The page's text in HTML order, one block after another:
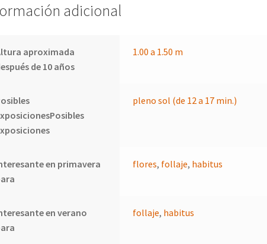
adicional
aproximada
de 10 años
1.00 a 1.50 m
pleno sol (de 12 a 17 min.)
en primavera
flores, follaje, habitus
en verano
follaje, habitus